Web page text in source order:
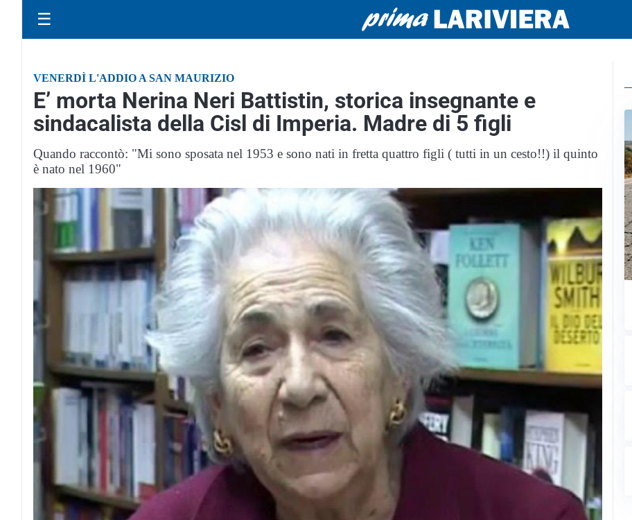
☰
VENERDÌ L'ADDIO A SAN MAURIZIO
E’ morta Nerina Neri Battistin, storica insegnante e
sindacalista della Cisl di Imperia. Madre di 5 figli
Quando raccontò: "Mi sono sposata nel 1953 e sono nati in fretta quattro figli ( tutti in un cesto!!) il quinto
è nato nel 1960"